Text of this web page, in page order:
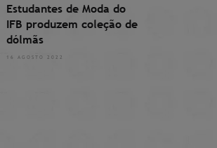
Estudantes de Moda do
IFB produzem coleção de
dólmãs
16 AGOSTO 2022